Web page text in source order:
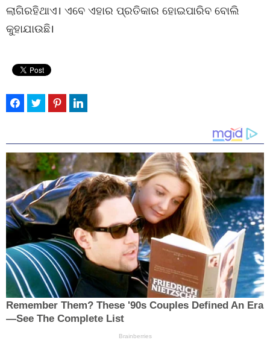
ଲାଗିରହିଥାଏ। ଏବେ ଏହାର ପ୍ରତିକାର ହୋଇପାରିବ ବୋଲି
କୁହାଯାଉଛି।